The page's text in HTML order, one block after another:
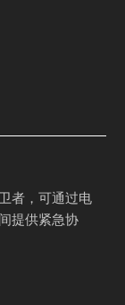
者，可通过电
提供紧急协